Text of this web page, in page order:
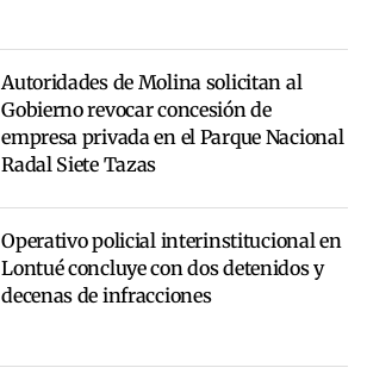
Autoridades de Molina solicitan al
Gobierno revocar concesión de
empresa privada en el Parque Nacional
Radal Siete Tazas
Operativo policial interinstitucional en
Lontué concluye con dos detenidos y
decenas de infracciones